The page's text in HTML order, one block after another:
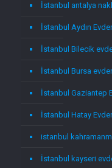
İstanbul antalya
İstanbul Aydın
İstanbul Bilecik
İstanbul Bursa
İstanbul Gaziantep
İstanbul Hatay
istanbul
İstanbul kayseri